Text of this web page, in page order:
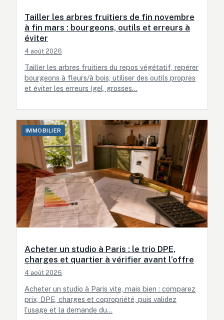
Tailler les arbres fruitiers de fin novembre
à fin mars : bourgeons, outils et erreurs à
éviter
4 août 2026
Tailler les arbres fruitiers du repos végétatif, repérer
bourgeons à fleurs/à bois, utiliser des outils propres
et éviter les erreurs (gel, grosses…
IMMOBILIER
Acheter un studio à Paris : le trio DPE,
charges et quartier à vérifier avant l’offre
4 août 2026
Acheter un studio à Paris vite, mais bien : comparez
prix, DPE, charges et copropriété, puis validez
l’usage et la demande du…